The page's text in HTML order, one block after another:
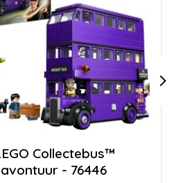
Collectebus™
avontuur - 76446